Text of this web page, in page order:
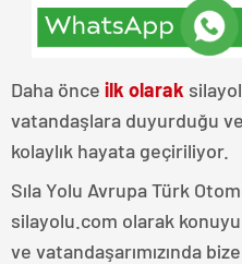
Daha önce ilk olarak
vatandaşlara duyurduğu
kolaylık hayata geçiriliyor.
Sıla Yolu Avrupa Türk
silayolu.com olarak
ve vatandaşarımızında